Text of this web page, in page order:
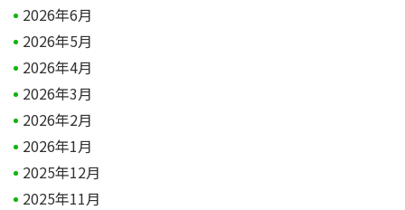
2026年6月
2026年5月
2026年4月
2026年3月
2026年2月
2026年1月
2025年12月
2025年11月